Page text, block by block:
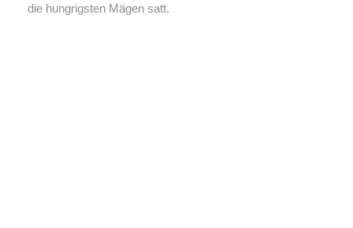
die hungrigsten Mägen satt.